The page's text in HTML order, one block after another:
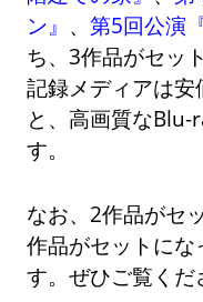
ン』 、第5回公演
ち、3作品がセッ
記録メディアは
と、高画質なBlu-
す。
なお、2作品がセ
作品がセットにな
す。ぜひご覧くだ